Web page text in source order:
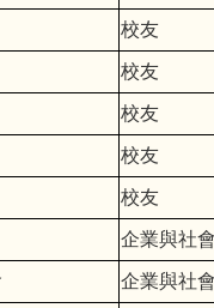
校友
校友
校友
校友
校友
企業與社
企業與社